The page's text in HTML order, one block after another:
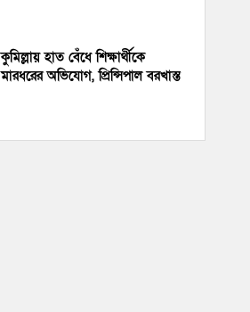
কুমিল্লায় হাত বেঁধে শিক্ষার্থীকে
মারধরের অভিযোগ, প্রিন্সিপাল বরখাস্ত